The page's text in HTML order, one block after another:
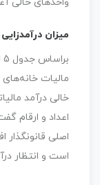
میزان درآمدزایی
خالی درآمد
اعداد و ارقام
اصلی
است و انتظار